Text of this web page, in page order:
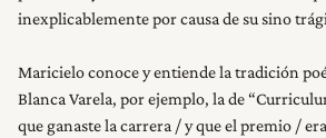
INICIO
RESEÑAS
inexplicablemente por causa de su sino
Maricielo conoce y entiende la tradición
Blanca Varela, por ejemplo, la de
que ganaste la carrera / y que el premio /